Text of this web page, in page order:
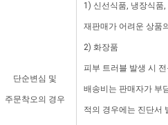
단순변심 및
주문착오의 경우
1) 신선식품, 냉장식품
재판매가 어려운 상품
2) 화장품
피부 트러블 발생 시
배송비는 판매자가 부
적의 경우에는 진단서